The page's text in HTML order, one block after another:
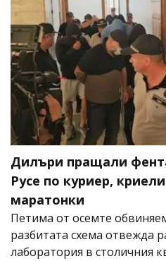
Дилъри пращали
Русе по куриер,
маратонки
Петима от осемте
разбитата схема отвежда
лаборатория в столичния